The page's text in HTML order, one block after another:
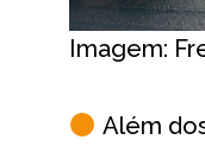
Imagem:
Além